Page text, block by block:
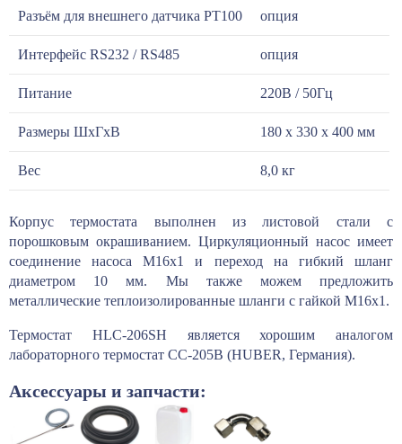
Разъём для внешнего датчика РТ100 опция
Интерфейс RS232 / RS485 опция
Питание 220В / 50Гц
Размеры ШхГхВ 180 х 330 х 400 мм
Вес 8,0 кг
Корпус термостата выполнен из листовой стали с
порошковым окрашиванием. Циркуляционный насос имеет
соединение насоса М16х1 и переход на гибкий шланг
диаметром 10 мм. Мы также можем предложить
металлические теплоизолированные шланги с гайкой М16х1.
Термостат HLC-206SH является хорошим аналогом
лабораторного термостат СС-205В (HUBER, Германия).
Аксессуары и запчасти: